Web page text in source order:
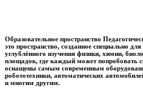
Образовательное пространство
это пространство, созданное специально
углублённого изучения физики, химии,
площадок, где каждый может попробовать
оснащены самым современным
робототехники, автоматических
и многим другим.